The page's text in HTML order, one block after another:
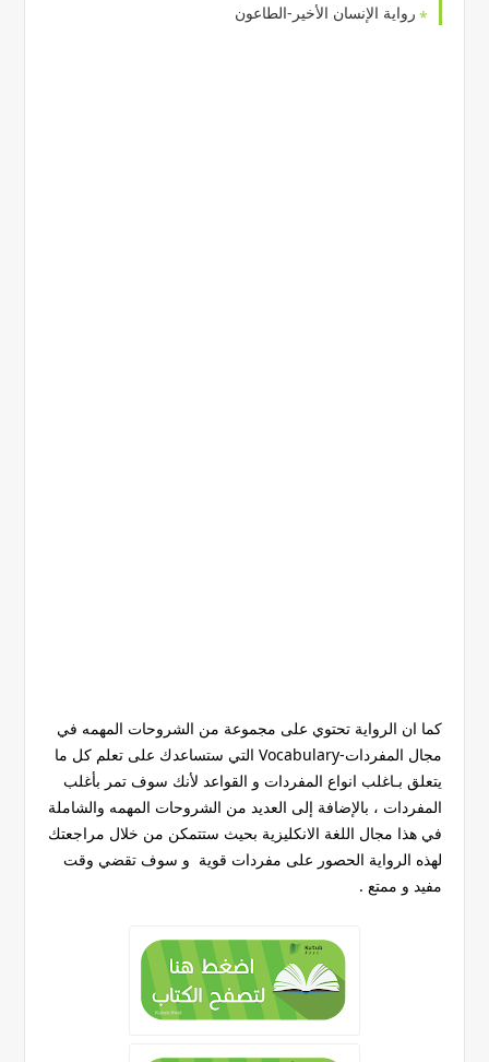
رواية الإنسان الأخير-الطاعون
كما ان الرواية تحتوي على مجموعة من الشروحات المهمه في
مجال المفردات-Vocabulary التي ستساعدك على تعلم كل ما
يتعلق بـاغلب انواع المفردات و القواعد لأنك سوف تمر بأغلب
المفردات ، بالإضافة إلى العديد من الشروحات المهمه والشاملة
في هذا مجال اللغة الانكليزية بحيث ستتمكن من خلال مراجعتك
لهذه الرواية الحصور على مفردات قوية و سوف تقضي وقت
مفيد و ممتع .